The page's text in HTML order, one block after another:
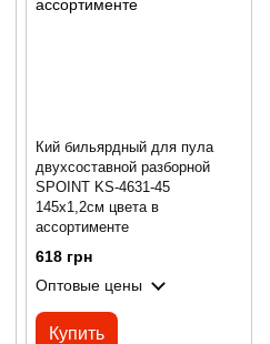
Кий бильярдный для пула
двухсоставной разборной
SPOINT KS-4631-45
145x1,2см цвета в
ассортименте
618 грн
Оптовые цены
Купить